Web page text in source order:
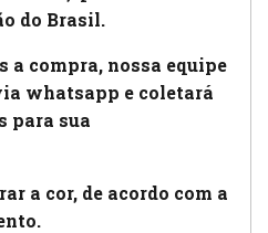
do Brasil.
a compra, nossa equipe
whatsapp e coletará
para sua
a cor, de acordo com a